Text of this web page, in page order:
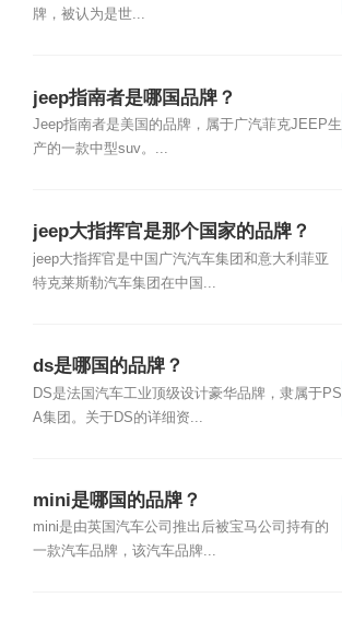
牌，被认为是世...
jeep指南者是哪国品牌？
Jeep指南者是美国的品牌，属于广汽菲克JEEP生
产的一款中型suv。...
jeep大指挥官是那个国家的品牌？
jeep大指挥官是中国广汽汽车集团和意大利菲亚
特克莱斯勒汽车集团在中国...
ds是哪国的品牌？
DS是法国汽车工业顶级设计豪华品牌，隶属于PS
A集团。关于DS的详细资...
mini是哪国的品牌？
mini是由英国汽车公司推出后被宝马公司持有的
一款汽车品牌，该汽车品牌...